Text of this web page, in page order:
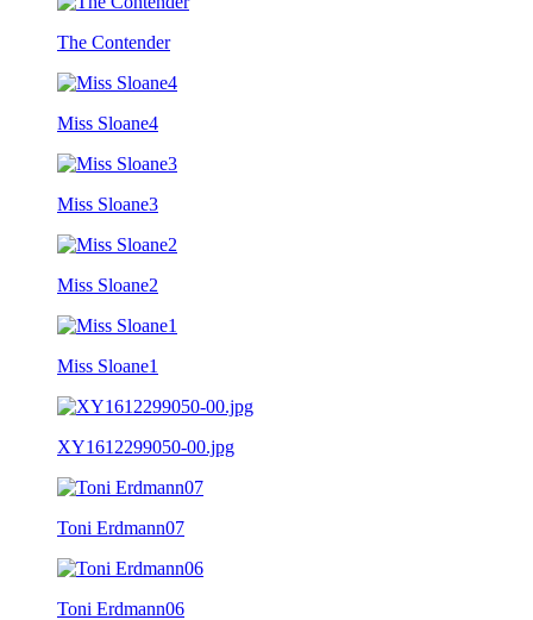
The Contender
Miss Sloane4
Miss Sloane3
Miss Sloane2
Miss Sloane1
XY1612299050-00.jpg
Toni Erdmann07
Toni Erdmann06